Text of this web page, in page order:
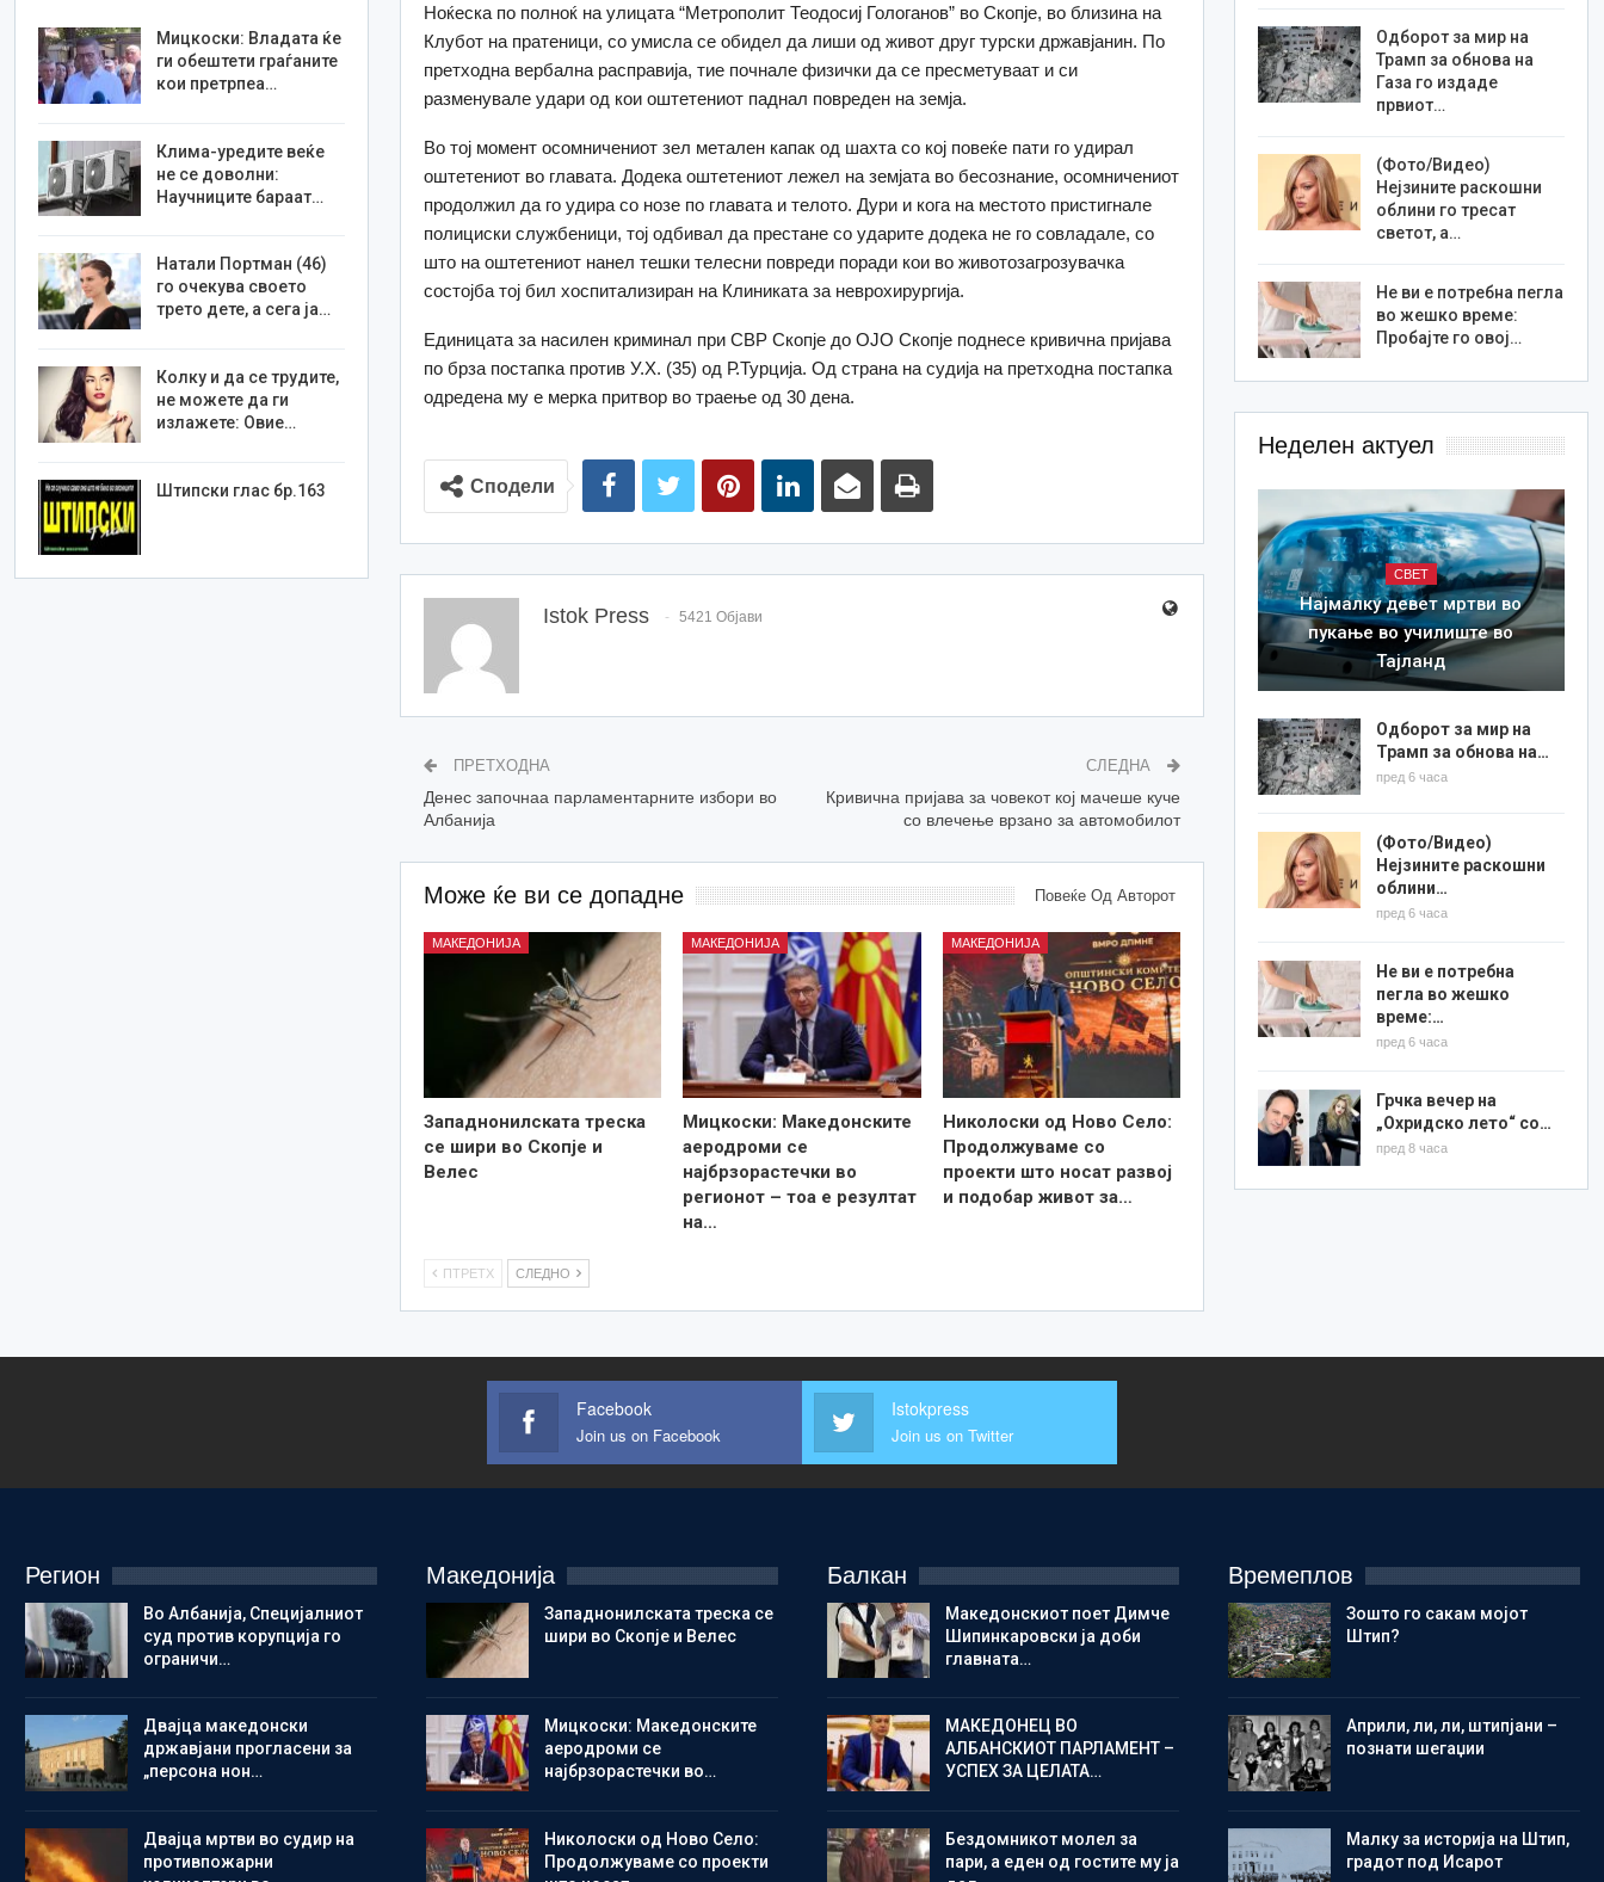
Ноќеска по полноќ на улицата “Метрополит Теодосиј Гологанов” во Скопје, во близина на
Клубот на пратеници, со умисла се обидел да лиши од живот друг турски државјанин. По
претходна вербална расправија, тие почнале физички да се пресметуваат и си
разменувале удари од кои оштетениот паднал повреден на земја.
Во тој момент осомничениот зел метален капак од шахта со кој повеќе пати го удирал
оштетениот во главата. Додека оштетениот лежел на земјата во бесознание, осомничениот
продолжил да го удира со нозе по главата и телото. Дури и кога на местото пристигнале
полициски службеници, тој одбивал да престане со ударите додека не го совладале, со
што на оштетениот нанел тешки телесни повреди поради кои во животозагрозувачка
состојба тој бил хоспитализиран на Клиниката за неврохирургија.
Единицата за насилен криминал при СВР Скопје до ОЈО Скопје поднесе кривична пријава
по брза постапка против У.Х. (35) од Р.Турција. Од страна на судија на претходна постапка
одредена му е мерка притвор во траење од 30 дена.
Сподели
Istok Press 5421 Објави
ПРЕТХОДНА
Денес започнаа парламентарните избори во
Албанија
СЛЕДНА
Кривична пријава за човекот кој мачеше куче
со влечење врзано за автомобилот
Може ќе ви се допадне Повеќе Од Авторот
МАКЕДОНИЈА
Западнонилската треска
се шири во Скопје и
Велес
МАКЕДОНИЈА
Мицкоски: Македонските
аеродроми се
најбрзорастечки во
регионот – тоа е резултат
на…
МАКЕДОНИЈА
Николоски од Ново Село:
Продолжуваме со
проекти што носат развој
и подобар живот за…
ПТРЕТХ СЛЕДНО
Одборот за мир на
Трамп за обнова на
Газа го издаде
првиот…
(Фото/Видео)
Нејзините раскошни
облини го тресат
светот, а…
Не ви е потребна пегла
во жешко време:
Пробајте го овој…
Неделен актуел
СВЕТ
Најмалку девет мртви во
пукање во училиште во
Тајланд
Одборот за мир на
Трамп за обнова на…
пред 6 часа
(Фото/Видео)
Нејзините раскошни
облини…
пред 6 часа
Не ви е потребна
пегла во жешко
време:…
пред 6 часа
Грчка вечер на
„Охридско лето“ со…
пред 8 часа
Мицкоски: Владата ќе
ги обештети граѓаните
кои претрпеа…
Клима-уредите веќе
не се доволни:
Научниците бараат…
Натали Портман (46)
го очекува своето
трето дете, а сега ја…
Колку и да се трудите,
не можете да ги
излажете: Овие…
Штипски глас бр.163
Facebook
Join us on Facebook
Istokpress
Join us on Twitter
Регион
Во Албанија, Специјалниот
суд против корупција го
ограничи…
Двајца македонски
државјани прогласени за
„персона нон…
Двајца мртви во судир на
противпожарни
Македонија
Западнонилската треска се
шири во Скопје и Велес
Мицкоски: Македонските
аеродроми се
најбрзорастечки во…
Николоски од Ново Село:
Продолжуваме со проекти
Балкан
Македонскиот поет Димче
Шипинкаровски ја доби
главната…
МАКЕДОНЕЦ ВО
АЛБАНСКИОТ ПАРЛАМЕНТ –
УСПЕХ ЗА ЦЕЛАТА…
Бездомникот молел за
пари, а еден од гостите му ја
Времеплов
Зошто го сакам мојот
Штип?
Aприли, ли, ли, штипјани –
познати шегаџии
Малку за историја на Штип,
градот под Исарот